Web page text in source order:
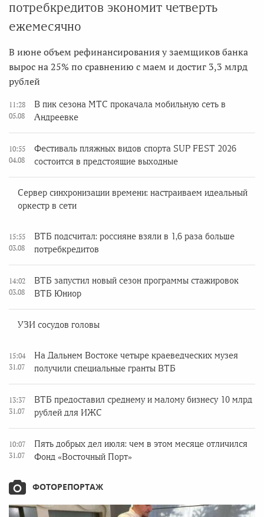
потребкредитов экономит четверть
ежемесячно
В июне объем рефинансирования у заемщиков банка
вырос на 25% по сравнению с маем и достиг 3,3 млрд
рублей
11:28
05.08
В пик сезона МТС прокачала мобильную сеть в
Андреевке
10:55
04.08
Фестиваль пляжных видов спорта SUP FEST 2026
состоится в предстоящие выходные
Сервер синхронизации времени: настраиваем идеальный
оркестр в сети
15:55
03.08
ВТБ подсчитал: россияне взяли в 1,6 раза больше
потребкредитов
14:02
03.08
ВТБ запустил новый сезон программы стажировок
ВТБ Юниор
УЗИ сосудов головы
15:04
31.07
На Дальнем Востоке четыре краеведческих музея
получили специальные гранты ВТБ
13:37
31.07
ВТБ предоставил среднему и малому бизнесу 10 млрд
рублей для ИЖС
10:07
31.07
Пять добрых дел июля: чем в этом месяце отличился
Фонд «Восточный Порт»
ФОТОРЕПОРТАЖ